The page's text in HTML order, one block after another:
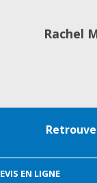
Rachel
EN LIGNE